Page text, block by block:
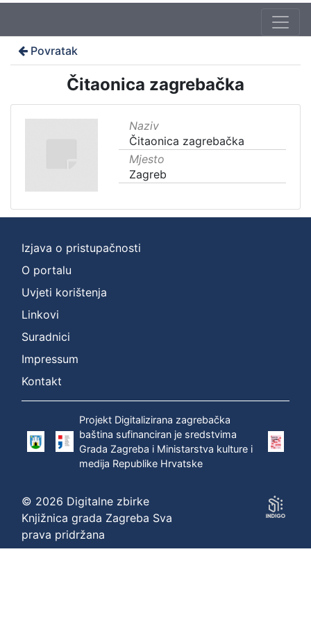
Povratak
Čitaonica zagrebačka
Naziv
Čitaonica zagrebačka
Mjesto
Zagreb
Izjava o pristupačnosti
O portalu
Uvjeti korištenja
Linkovi
Suradnici
Impressum
Kontakt
Projekt Digitalizirana zagrebačka
baština sufinanciran je sredstvima
Grada Zagreba i Ministarstva kulture i
medija Republike Hrvatske
© 2026 Digitalne zbirke
Knjižnica grada Zagreba Sva
prava pridržana